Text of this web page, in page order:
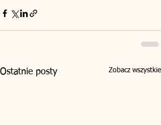
Ostatnie posty Zobacz wszystkie